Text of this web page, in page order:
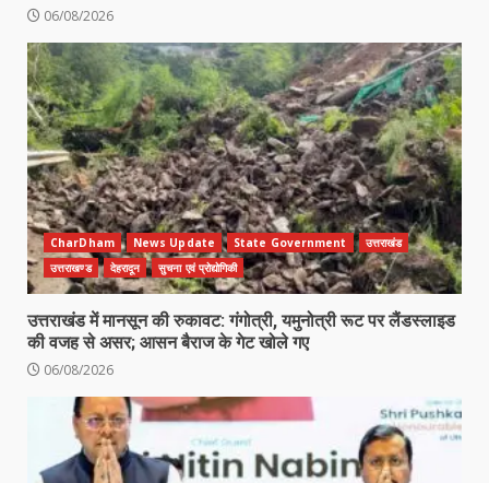
06/08/2026
CharDham News Update State Government
उत्तराखंड
उत्तराखण्ड
देहरादून सुचना एवं प्रोद्योगिकी
उत्तराखंड में मानसून की रुकावट: गंगोत्री, यमुनोत्री रूट पर लैंडस्लाइड
की वजह से असर; आसन बैराज के गेट खोले गए
06/08/2026